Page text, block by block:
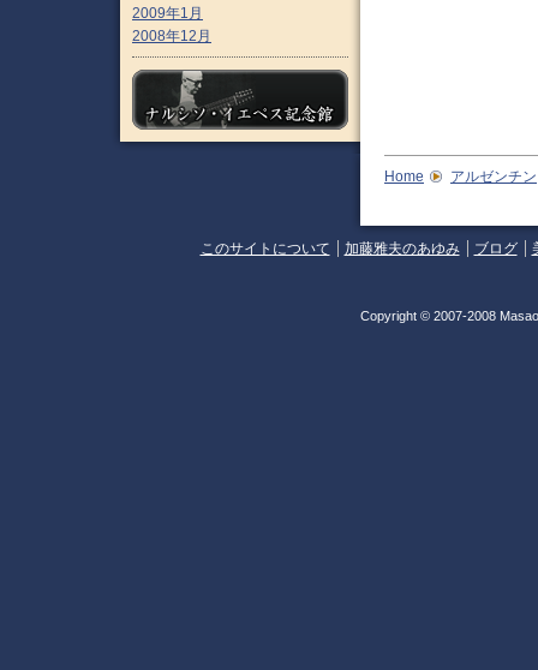
2009年1月
2008年12月
Home アルゼンチン
このサイトについて 加藤雅夫のあゆみ ブログ
Copyright © 2007-2008